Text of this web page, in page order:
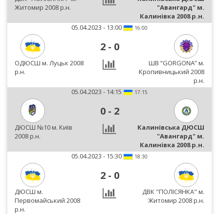
Житомир 2008 р.н.
"Авангард" м.
Калинівка 2008 р.н.
05.04.2023 - 13:00
16:00
2 - 0
ОДЮСШ м. Луцьк 2008
р.н.
ШВ “GORGONA” м.
Кропивницький 2008
р.н.
05.04.2023 - 14:15
17:15
0 - 2
ДЮСШ №10 м. Київ
2008 р.н.
Калинівська ДЮСШ
"Авангард" м.
Калинівка 2008 р.н.
05.04.2023 - 15:30
18:30
2 - 0
ДЮСШ м.
Первомайський 2008
р.н.
ДВК "ПОЛІСЯНКА" м.
Житомир 2008 р.н.